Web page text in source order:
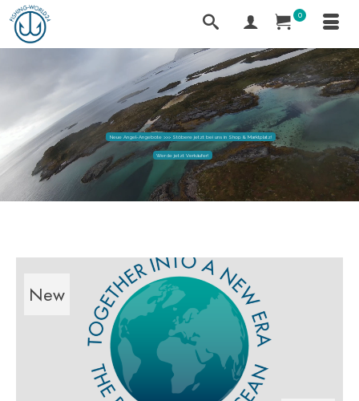
0
Neue Angel-Angebote >>> Stöbere jetzt bei uns in Shop & Marktplatz!
Werde jetzt Verkäufer!
New